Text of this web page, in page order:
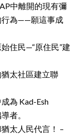
中離開的現有彌
行為——願這事成
住民—“原住民”建
太社區建立聯
為 Kad-Esh
者。
太人民代言！ –